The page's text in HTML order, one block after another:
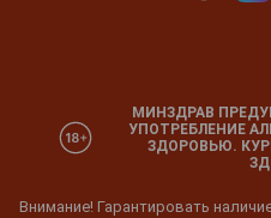
МИНЗДРАВ
УПОТРЕБЛЕНИЕ
ЗДОРОВЬЮ.
Внимание! Гарантировать